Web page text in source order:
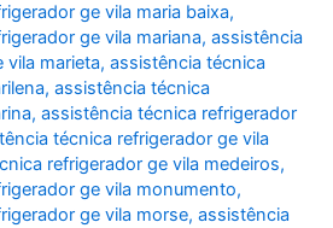
ge vila maria baixa,
ge vila mariana,assistência
vila marieta,assistência técnica
,assistência técnica
,assistência técnica refrigerador
técnica refrigerador ge vila
refrigerador ge vila medeiros,
ge vila monumento,
ge vila morse,assistência